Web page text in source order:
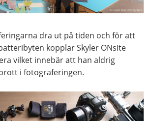
dra ut på tiden och för att
kopplar Skyler ONsite
vilket innebär att han aldrig
i fotograferingen.